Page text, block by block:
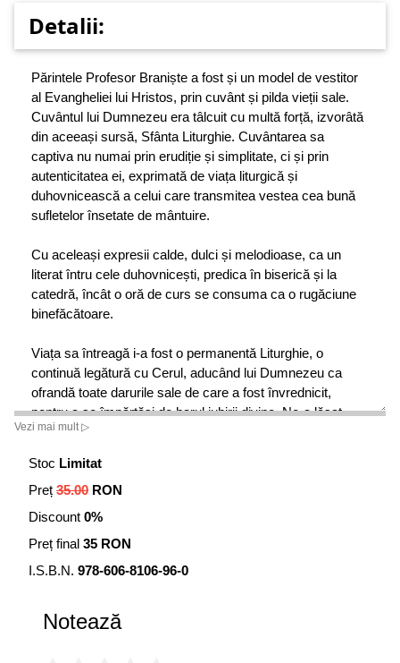
Detalii:
Părintele Profesor Braniște a fost și un model de vestitor
al Evangheliei lui Hristos, prin cuvânt și pilda vieții sale.
Cuvântul lui Dumnezeu era tâlcuit cu multă forță, izvorâtă
din aceeași sursă, Sfânta Liturghie. Cuvântarea sa
captiva nu numai prin erudiție și simplitate, ci și prin
autenticitatea ei, exprimată de viața liturgică și
duhovnicească a celui care transmitea vestea cea bună
sufletelor însetate de mântuire.
Cu aceleași expresii calde, dulci și melodioase, ca un
literat întru cele duhovnicești, predica în biserică și la
catedră, încât o oră de curs se consuma ca o rugăciune
binefăcătoare.
Viața sa întreagă i-a fost o permanentă Liturghie, o
continuă legătură cu Cerul, aducând lui Dumnezeu ca
ofrandă toate darurile sale de care a fost învrednicit,
pentru a se împărtăși de harul iubirii divine. Ne-a lăsat
nouă, spre contemplare și împropriere, studii și experiențe
sursă – Sfânta Liturghie.
Rugăm pe Bunul și Milostivul Dumnezeu să-i dăruiască
îngerești, slujba divină studiată, explicată, săvârită și trăită
de dânsul aici pe pământ, Sfânta Liturghie.
Ardealului
Vezi mai mult ▷
Stoc Limitat
Preț 35.00 RON
Discount 0%
Preț final 35 RON
I.S.B.N. 978-606-8106-96-0
Notează